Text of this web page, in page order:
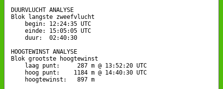
DUURVLUCHT ANALYSE
Blok langste zweefvlucht
    begin: 12:24:35 UTC
    einde: 15:05:05 UTC
    duur:  02:40:30
HOOGTEWINST ANALYSE
Blok grootste hoogtewinst
    laag punt:     287 m @ 13:52:20 UTC
    hoog punt:    1184 m @ 14:40:30 UTC
    hoogtewinst:   897 m